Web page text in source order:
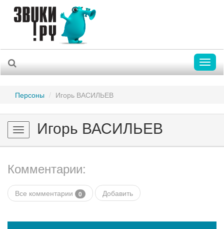
Персоны Игорь ВАСИЛЬЕВ
Toggle
navigation
Игорь ВАСИЛЬЕВ
Комментарии:
Все комментарии 0 Добавить